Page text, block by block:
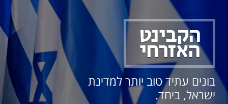
הקבינט
האזרחי
בונים עתיד טוב יותר למדינת
ישראל, ביחד.